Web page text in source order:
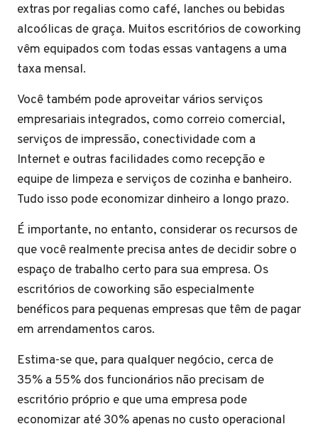
extras por regalias como café, lanches ou bebidas
alcoólicas de graça. Muitos escritórios de coworking
vêm equipados com todas essas vantagens a uma
taxa mensal.
Você também pode aproveitar vários serviços
empresariais integrados, como correio comercial,
serviços de impressão, conectividade com a
Internet e outras facilidades como recepção e
equipe de limpeza e serviços de cozinha e banheiro.
Tudo isso pode economizar dinheiro a longo prazo.
É importante, no entanto, considerar os recursos de
que você realmente precisa antes de decidir sobre o
espaço de trabalho certo para sua empresa. Os
escritórios de coworking são especialmente
benéficos para pequenas empresas que têm de pagar
em arrendamentos caros.
Estima-se que, para qualquer negócio, cerca de
35% a 55% dos funcionários não precisam de
escritório próprio e que uma empresa pode
economizar até 30% apenas no custo operacional